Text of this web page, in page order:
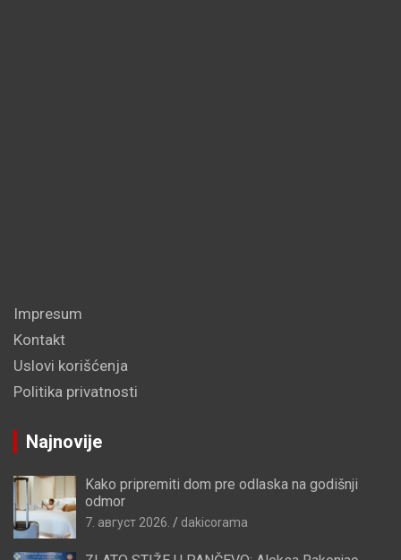
Impresum
Kontakt
Uslovi korišćenja
Politika privatnosti
Najnovije
Kako pripremiti dom pre odlaska na godišnji
odmor
7. август 2026. dakicorama